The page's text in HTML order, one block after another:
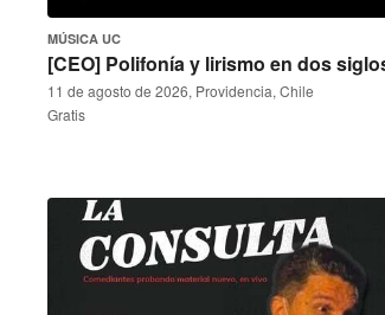
MÚSICA UC
[CEO] Polifonía y lirismo en dos
11 de agosto de 2026, Providencia, Chile
Gratis